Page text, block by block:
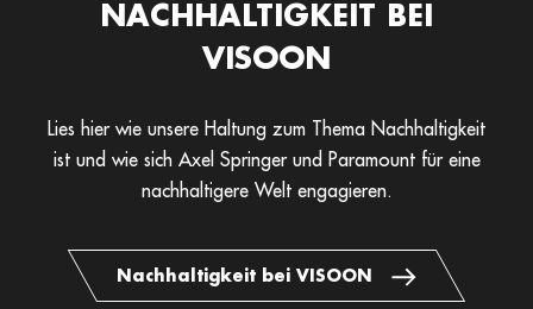
NACHHALTIGKEIT BEI
VISOON
Lies hier wie unsere Haltung zum Thema Nachhaltigkeit
ist und wie sich Axel Springer und Paramount für eine
nachhaltigere Welt engagieren.
Nachhaltigkeit bei VISOON